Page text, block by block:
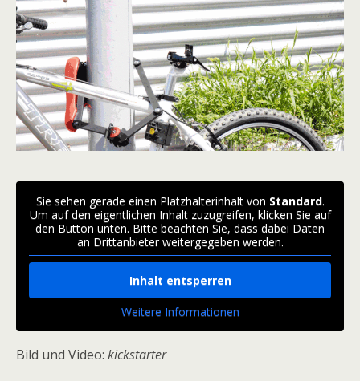
Sie sehen gerade einen Platzhalterinhalt von Standard.
Um auf den eigentlichen Inhalt zuzugreifen, klicken Sie auf
den Button unten. Bitte beachten Sie, dass dabei Daten
an Drittanbieter weitergegeben werden.
Inhalt entsperren
Weitere Informationen
Bild und Video: kickstarter